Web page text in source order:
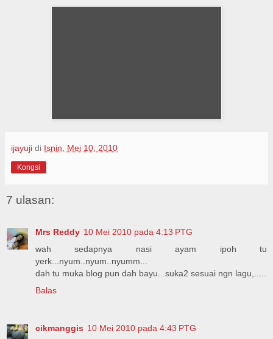
ijayuji di Isnin, Mei 10, 2010
Kongsi
7 ulasan:
Mrs Reddy 10 Mei 2010 pada 4:13 PTG
wah sedapnya nasi ayam ipoh tu
yerk...nyum..nyum..nyumm...
dah tu muka blog pun dah bayu...suka2 sesuai ngn lagu,.....
Balas
cikmanggis 10 Mei 2010 pada 4:43 PTG